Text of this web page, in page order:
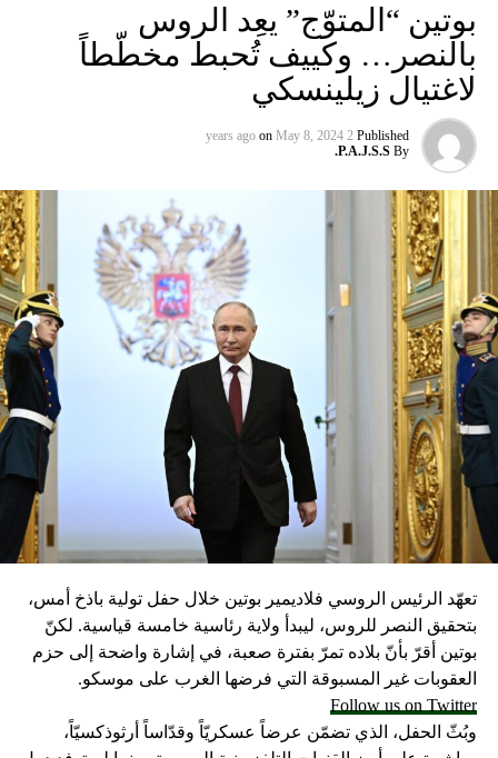
بوتين “المتوّج” يعِد الروس
بالنصر… وكييف تُحبط مخطّطاً
لاغتيال زيلينسكي
Published
2 years ago
on May 8, 2024
By
P.A.J.S.S.
تعهّد الرئيس الروسي فلاديمير بوتين خلال حفل تولية باذخ أمس،
بتحقيق النصر للروس، ليبدأ ولاية رئاسية خامسة قياسية. لكنّ
بوتين أقرّ بأنّ بلاده تمرّ بفترة صعبة، في إشارة واضحة إلى حزم
العقوبات غير المسبوقة التي فرضها الغرب على موسكو.
Follow us on Twitter
وبُثّ الحفل، الذي تضمّن عرضاً عسكريّاً وقدّاساً أرثوذكسيّاً،